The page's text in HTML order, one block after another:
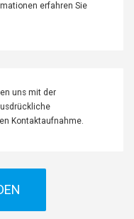
erfahren Sie
uns mit der
Kontaktaufnahme.